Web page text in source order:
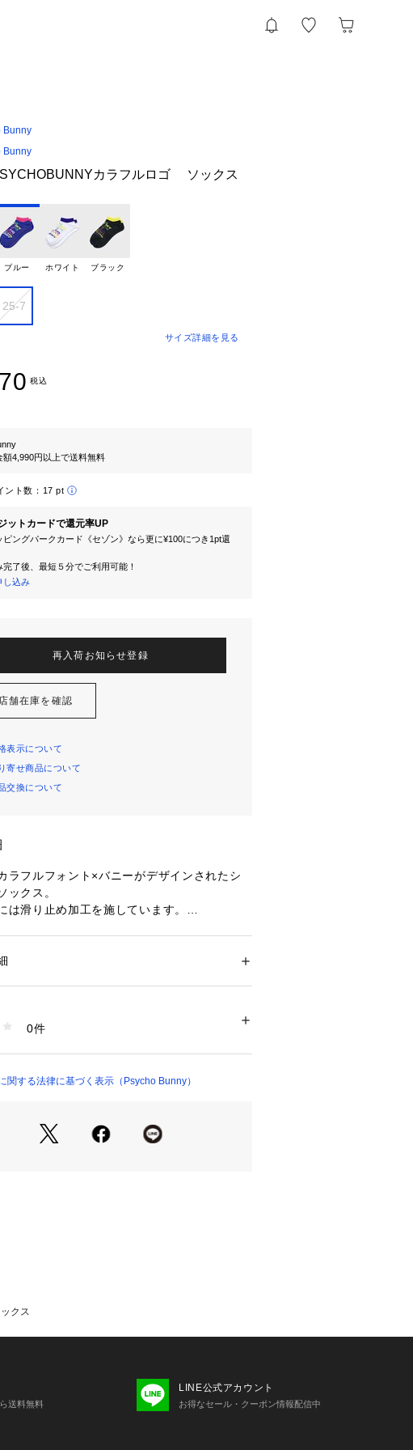
Bunny
Bunny
カラフルロゴ ソックス
ブルー ホワイト ブラック
25-7
サイズ詳細を見る
税込
額4,990円以上で送料無料
ント数： 17 pt
ットカードで還元率UP
ピングパークカード《セゾン》なら更に¥100につき1pt還
完了後、最短５分でご利用可能！
し込み
再入荷お知らせ登録
店舗在庫を確認
表示について
寄せ商品について
交換について
ラフルフォント×バニーがデザインされたシ
ックス。
は滑り止め加工を施しています。
ズ
（ショップ）
0件
関する法律に基づく表示（Psycho Bunny）
クス
送料無料
LINE公式アカウント
お得なセール・クーポン情報配信中